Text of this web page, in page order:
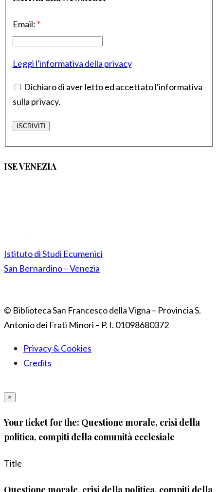
Email: *
Leggi l'informativa della privacy
Dichiaro di aver letto ed accettato l'informativa
sulla privacy.
ISE VENEZIA
Istituto di Studi Ecumenici
San Bernardino – Venezia
© Biblioteca San Francesco della Vigna – Provincia S.
Antonio dei Frati Minori – P. I. 01098680372
Privacy & Cookies
Credits
×
Your ticket for the: Questione morale, crisi della
politica, compiti della comunità ecclesiale
Title
Questione morale, crisi della politica, compiti della